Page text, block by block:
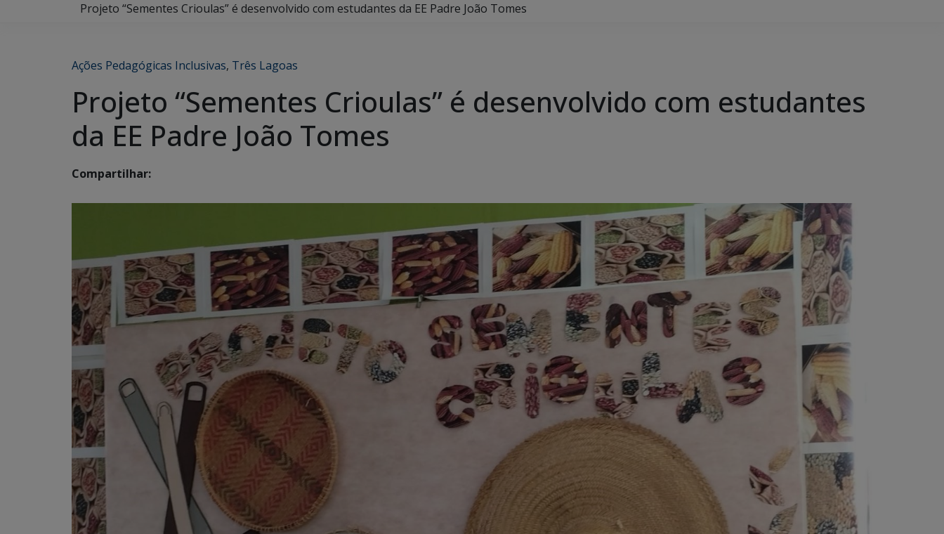
Projeto “Sementes Crioulas” é desenvolvido com estudantes da EE Padre João Tomes
Ações Pedagógicas Inclusivas, Três Lagoas
Projeto “Sementes Crioulas” é desenvolvido com estudantes
da EE Padre João Tomes
Compartilhar: